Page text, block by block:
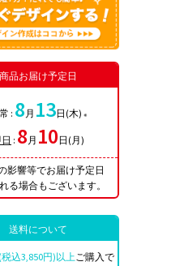
商品お届け予定日
: 8 月 13日(木) ※
: 8 月 10 日(月)
影響等でお届け予定日
る場合もございます。
送料について
込3,850円)以上ご購入で